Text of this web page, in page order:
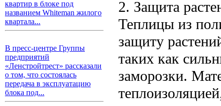
квартир в блоке под
названием Whiteman жилого
квартала...
В пресс-центре Группы
предприятий
«Ленстройтрест» рассказали
о том, что состоялась
передача в эксплуатацию
блока под...
2. Защита
Теплицы из
защиту
таких как
заморозки.